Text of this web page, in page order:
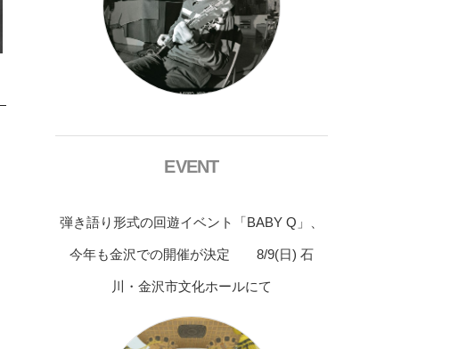
EVENT
弾き語り形式の回遊イベント「BABY Q」、
今年も金沢での開催が決定 8/9(日) 石
川・金沢市文化ホールにて